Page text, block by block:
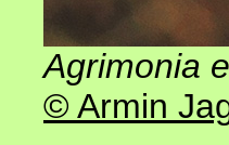
Agrimonia
© Armin